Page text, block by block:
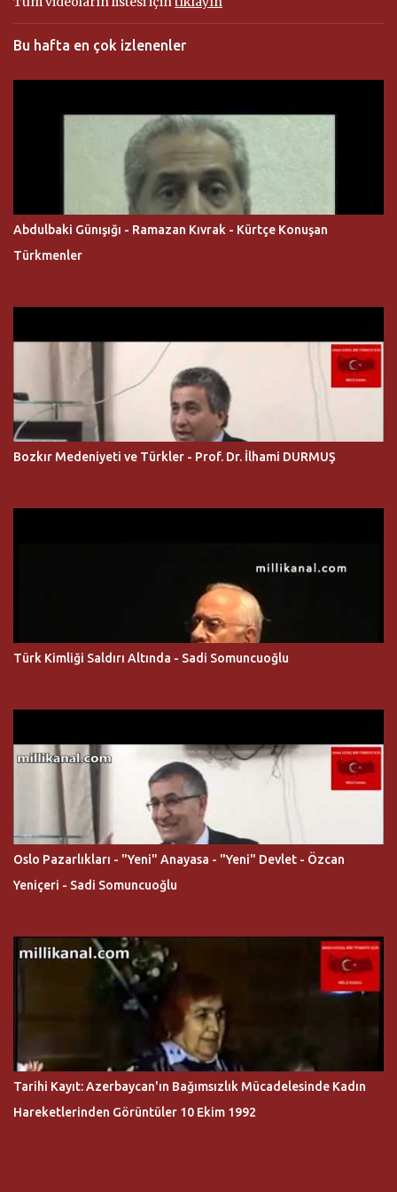
Bu hafta en çok izlenenler
Abdulbaki Günışığı - Ramazan Kıvrak - Kürtçe Konuşan
Türkmenler
Bozkır Medeniyeti ve Türkler - Prof. Dr. İlhami DURMUŞ
Türk Kimliği Saldırı Altında - Sadi Somuncuoğlu
Oslo Pazarlıkları - "Yeni" Anayasa - "Yeni" Devlet - Özcan
Yeniçeri - Sadi Somuncuoğlu
Tarihi Kayıt: Azerbaycan'ın Bağımsızlık Mücadelesinde Kadın
Hareketlerinden Görüntüler 10 Ekim 1992